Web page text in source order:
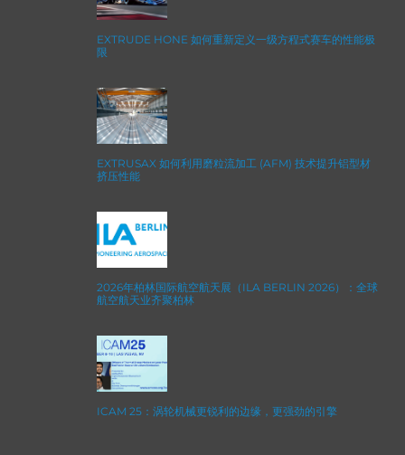
EXTRUDE HONE 如何重新定义一级方程式赛车的性能极
限
EXTRUSAX 如何利用磨粒流加工 (AFM) 技术提升铝型材
挤压性能
2026年柏林国际航空航天展（ILA BERLIN 2026）：全球
航空航天业齐聚柏林
ICAM 25：涡轮机械更锐利的边缘，更强劲的引擎